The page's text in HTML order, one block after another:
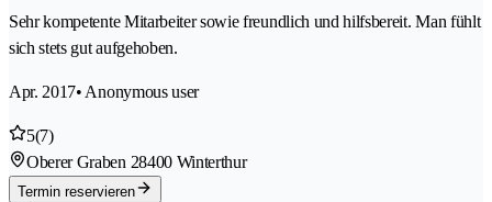
Sehr kompetente Mitarbeiter sowie freundlich und hilfsbereit. Man fühlt
sich stets gut aufgehoben.
Apr. 2017• Anonymous user
5(7)
Oberer Graben 28400 Winterthur
Termin reservieren